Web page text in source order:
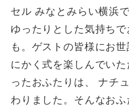
セル みなとみらい横浜
ゆったりとした気持ち
も。ゲストの皆様にお
にかく式を楽しんでい
ったおふたりは、 ナチ
わりました。そんなお